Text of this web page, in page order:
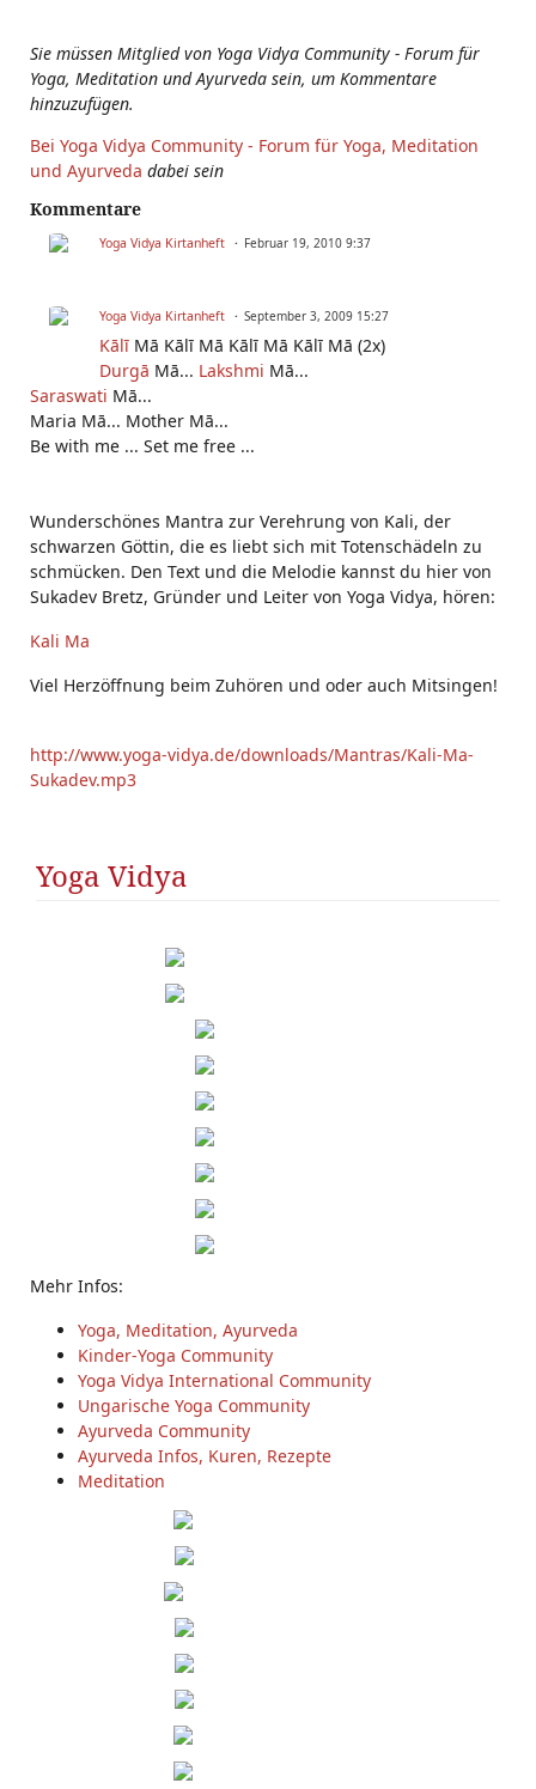
Sie müssen Mitglied von Yoga Vidya Community - Forum für
Yoga, Meditation und Ayurveda sein, um Kommentare
hinzuzufügen.
Bei Yoga Vidya Community - Forum für Yoga, Meditation
und Ayurveda dabei sein
Kommentare
Yoga Vidya Kirtanheft Februar 19, 2010 9:37
Yoga Vidya Kirtanheft September 3, 2009 15:27
Kālī Mā Kālī Mā Kālī Mā Kālī Mā (2x)
Durgā Mā... Lakshmi Mā...
Saraswati Mā...
Maria Mā... Mother Mā...
Be with me ... Set me free ...
Wunderschönes Mantra zur Verehrung von Kali, der
schwarzen Göttin, die es liebt sich mit Totenschädeln zu
schmücken. Den Text und die Melodie kannst du hier von
Sukadev Bretz, Gründer und Leiter von Yoga Vidya, hören:
Kali Ma
Viel Herzöffnung beim Zuhören und oder auch Mitsingen!
http://www.yoga-vidya.de/downloads/Mantras/Kali-Ma-
Sukadev.mp3
Yoga Vidya
Mehr Infos:
Yoga, Meditation, Ayurveda
Kinder-Yoga Community
Yoga Vidya International Community
Ungarische Yoga Community
Ayurveda Community
Ayurveda Infos, Kuren, Rezepte
Meditation